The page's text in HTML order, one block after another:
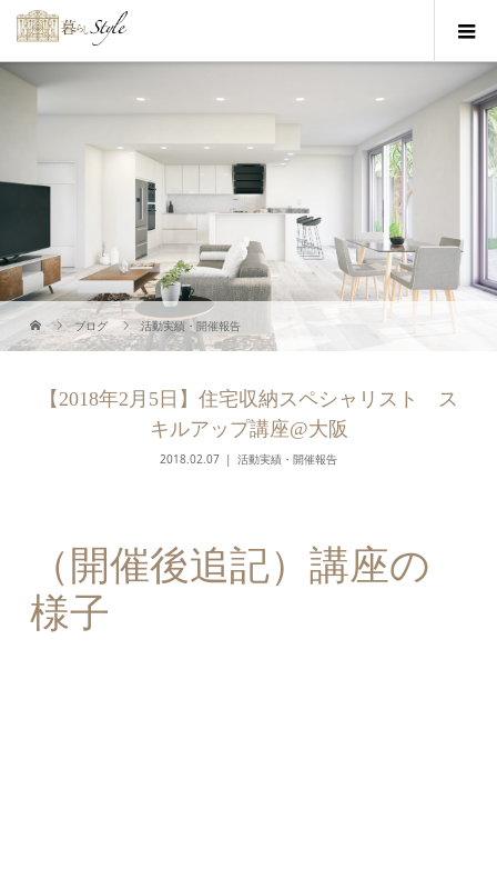
ブログ 活動実績・開催報告
【2018年2月5日】住宅収納スペシャリスト ス
キルアップ講座@大阪
2018.02.07 活動実績・開催報告
（開催後追記）講座の
様子